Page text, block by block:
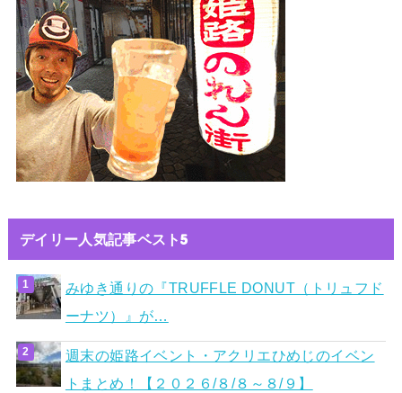
デイリー人気記事ベスト5
みゆき通りの『TRUFFLE DONUT（トリュフド
ーナツ）』が…
週末の姫路イベント・アクリエひめじのイベン
トまとめ！【２０２６/８/８～８/９】